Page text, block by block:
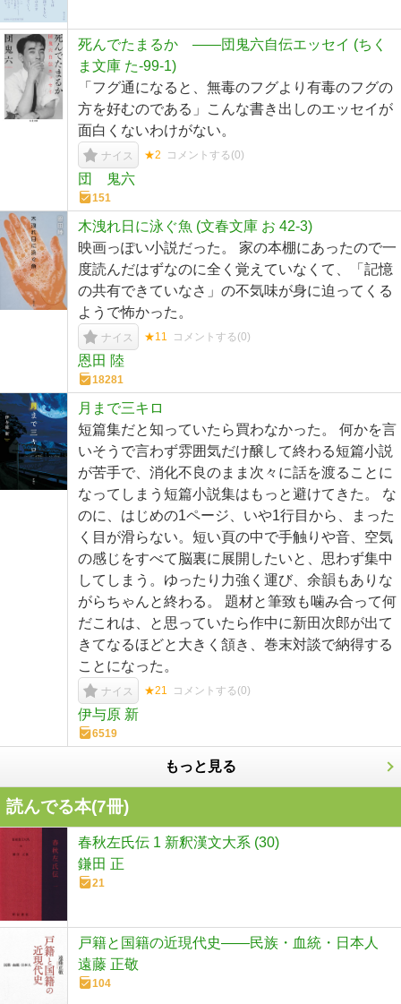
死んでたまるか ――団鬼六自伝エッセイ (ちく
ま文庫 た-99-1)
「フグ通になると、無毒のフグより有毒のフグの
方を好むのである」こんな書き出しのエッセイが
面白くないわけがない。
ナイス ★2 コメントする(0)
団 鬼六
151
木洩れ日に泳ぐ魚 (文春文庫 お 42-3)
映画っぽい小説だった。 家の本棚にあったので一
度読んだはずなのに全く覚えていなくて、「記憶
の共有できていなさ」の不気味が身に迫ってくる
ようで怖かった。
ナイス ★11 コメントする(0)
恩田 陸
18281
月まで三キロ
短篇集だと知っていたら買わなかった。 何かを言
いそうで言わず雰囲気だけ醸して終わる短篇小説
が苦手で、消化不良のまま次々に話を渡ることに
なってしまう短篇小説集はもっと避けてきた。 な
のに、はじめの1ページ、いや1行目から、まった
く目が滑らない。短い頁の中で手触りや音、空気
の感じをすべて脳裏に展開したいと、思わず集中
してしまう。ゆったり力強く運び、余韻もありな
がらちゃんと終わる。 題材と筆致も噛み合って何
だこれは、と思っていたら作中に新田次郎が出て
きてなるほどと大きく頷き、巻末対談で納得する
ことになった。
ナイス ★21 コメントする(0)
伊与原 新
6519
もっと見る
読んでる本(7冊)
春秋左氏伝 1 新釈漢文大系 (30)
鎌田 正
21
戸籍と国籍の近現代史――民族・血統・日本人
遠藤 正敬
104